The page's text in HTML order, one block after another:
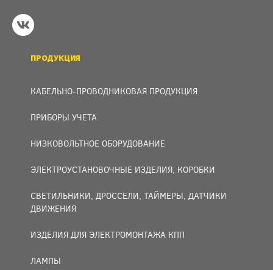
ПРОДУКЦИЯ
КАБЕЛЬНО-ПРОВОДНИКОВАЯ ПРОДУКЦИЯ
ПРИБОРЫ УЧЕТА
НИЗКОВОЛЬТНОЕ ОБОРУДОВАНИЕ
ЭЛЕКТРОУСТАНОВОЧНЫЕ ИЗДЕЛИЯ, КОРОБКИ
СВЕТИЛЬНИКИ, ДРОССЕЛИ, ТАЙМЕРЫ, ДАТЧИКИ
ДВИЖЕНИЯ
ИЗДЕЛИЯ ДЛЯ ЭЛЕКТРОМОНТАЖА КПП
ЛАМПЫ